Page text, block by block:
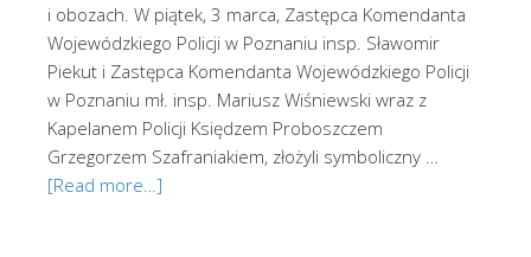
i obozach. W piątek, 3 marca, Zastępca Komendanta
Wojewódzkiego Policji w Poznaniu insp. Sławomir
Piekut i Zastępca Komendanta Wojewódzkiego Policji
w Poznaniu mł. insp. Mariusz Wiśniewski wraz z
Kapelanem Policji Księdzem Proboszczem
Grzegorzem Szafraniakiem, złożyli symboliczny …
[Read more…]